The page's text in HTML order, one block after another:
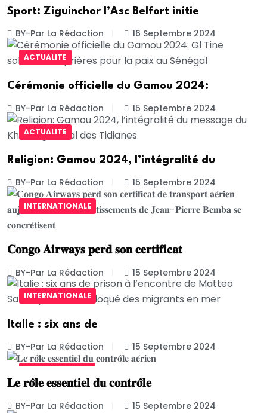
Sport: Ziguinchor l’Asc Belfort initie
BY-Par La Rédaction 16 Septembre 2024
ACTUALITE
Cérémonie officielle du Gamou 2024:
BY-Par La Rédaction 15 Septembre 2024
ACTUALITE
Religion: Gamou 2024, l’intégralité du
BY-Par La Rédaction 15 Septembre 2024
INTERNATIONALE
𝐂𝐨𝐧𝐠𝐨 𝐀𝐢𝐫𝐰𝐚𝐲𝐬 𝐩𝐞𝐫𝐝 𝐬𝐨𝐧 𝐜𝐞𝐫𝐭𝐢𝐟𝐢𝐜𝐚𝐭
BY-Par La Rédaction 15 Septembre 2024
INTERNATIONALE
Italie : six ans de
BY-Par La Rédaction 15 Septembre 2024
𝐋𝐞 𝐫𝐨̂𝐥𝐞 𝐞𝐬𝐬𝐞𝐧𝐭𝐢𝐞𝐥 𝐝𝐮 𝐜𝐨𝐧𝐭𝐫𝐨̂𝐥𝐞
BY-Par La Rédaction 15 Septembre 2024